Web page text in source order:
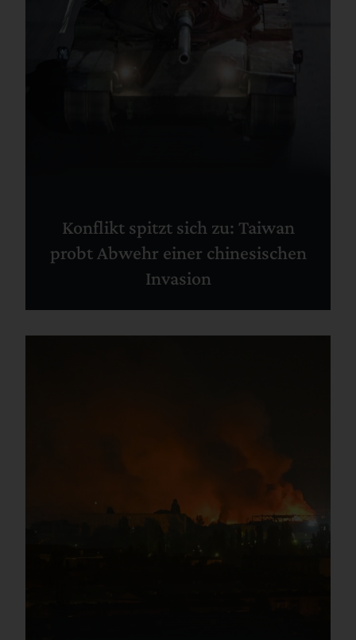
Konflikt spitzt sich zu: Taiwan
probt Abwehr einer chinesischen
Invasion